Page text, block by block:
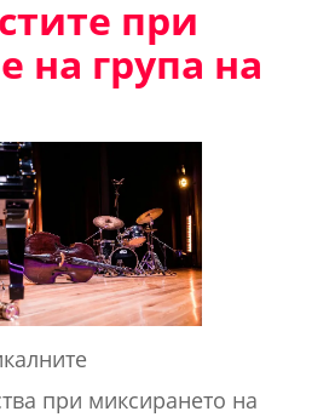
при
на група на
при миксирането на